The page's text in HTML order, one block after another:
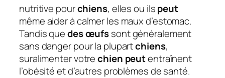
nutritive pourchiens, elles ou ilspeut
même aider à calmer les maux d’estomac.
Tandis quedes œufssont généralement
sans danger pour la plupartchiens,
suralimenter votrechien peutentraînent
l’obésité et d’autres problèmes de santé.